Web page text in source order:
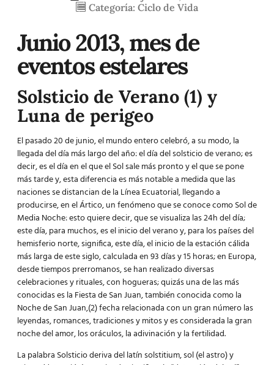
Categoría: Ciclo de Vida
Junio 2013, mes de
eventos estelares
Solsticio de Verano (1) y
Luna de perigeo
El pasado 20 de junio, el mundo entero celebró, a su modo, la
llegada del día más largo del año: el día del solsticio de verano; es
decir, es el día en el que el Sol sale más pronto y el que se pone
más tarde y, esta diferencia es más notable a medida que las
naciones se distancian de la Línea Ecuatorial, llegando a
producirse, en el Ártico, un fenómeno que se conoce como Sol de
Media Noche: esto quiere decir, que se visualiza las 24h del día;
este día, para muchos, es el inicio del verano y, para los países del
hemisferio norte, significa, este día, el inicio de la estación cálida
más larga de este siglo, calculada en 93 días y 15 horas; en Europa,
desde tiempos prerromanos, se han realizado diversas
celebraciones y rituales, con hogueras; quizás una de las más
conocidas es la Fiesta de San Juan, también conocida como la
Noche de San Juan,(2) fecha relacionada con un gran número las
leyendas, romances, tradiciones y mitos y es considerada la gran
noche del amor, los oráculos, la adivinación y la fertilidad.
La palabra Solsticio deriva del latín solstitium, sol (el astro) y